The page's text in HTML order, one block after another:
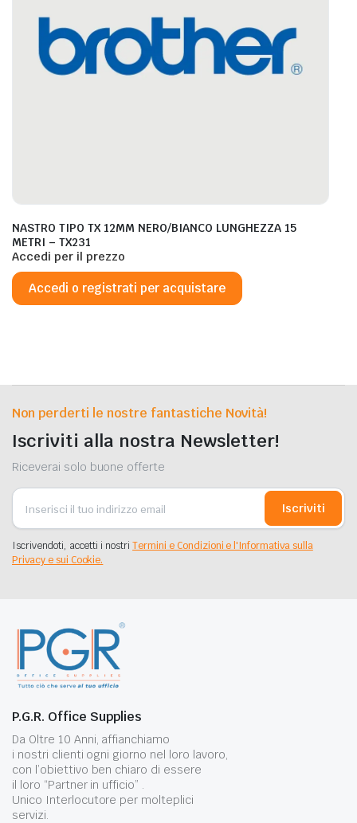
NASTRO TIPO TX 12MM NERO/BIANCO LUNGHEZZA 15
METRI – TX231
Accedi per il prezzo
Accedi o registrati per acquistare
Non perderti le nostre fantastiche Novità!
Iscriviti alla nostra Newsletter!
Riceverai solo buone offerte
Iscriviti
Iscrivendoti, accetti i nostriTermini e Condizioni e l'Informativa sulla
Privacy e sui Cookie.
P.G.R. Office Supplies
Da Oltre 10 Anni, affianchiamo
i nostri clienti ogni giorno nel loro lavoro,
con l’obiettivo ben chiaro di essere
il loro “Partner in ufficio” .
Unico Interlocutore per molteplici
servizi.